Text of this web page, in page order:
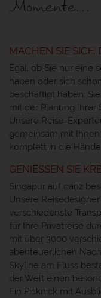
Momente…
MACHEN SIE SICH
Egal, ob Sie nur eine
haben oder sich
beschäftigt haben:
mit der Planung Ihrer
Unsere Reise-
gemeinsam mit
komplett in die
GENIESSEN SIE
Singapur auf ganz
Unsere
verschiedenste
für Ihre Privatreise
mit über 3000
abenteuerlichen
Skyline am Fluss
der Welt einen
Ein Picknick mit